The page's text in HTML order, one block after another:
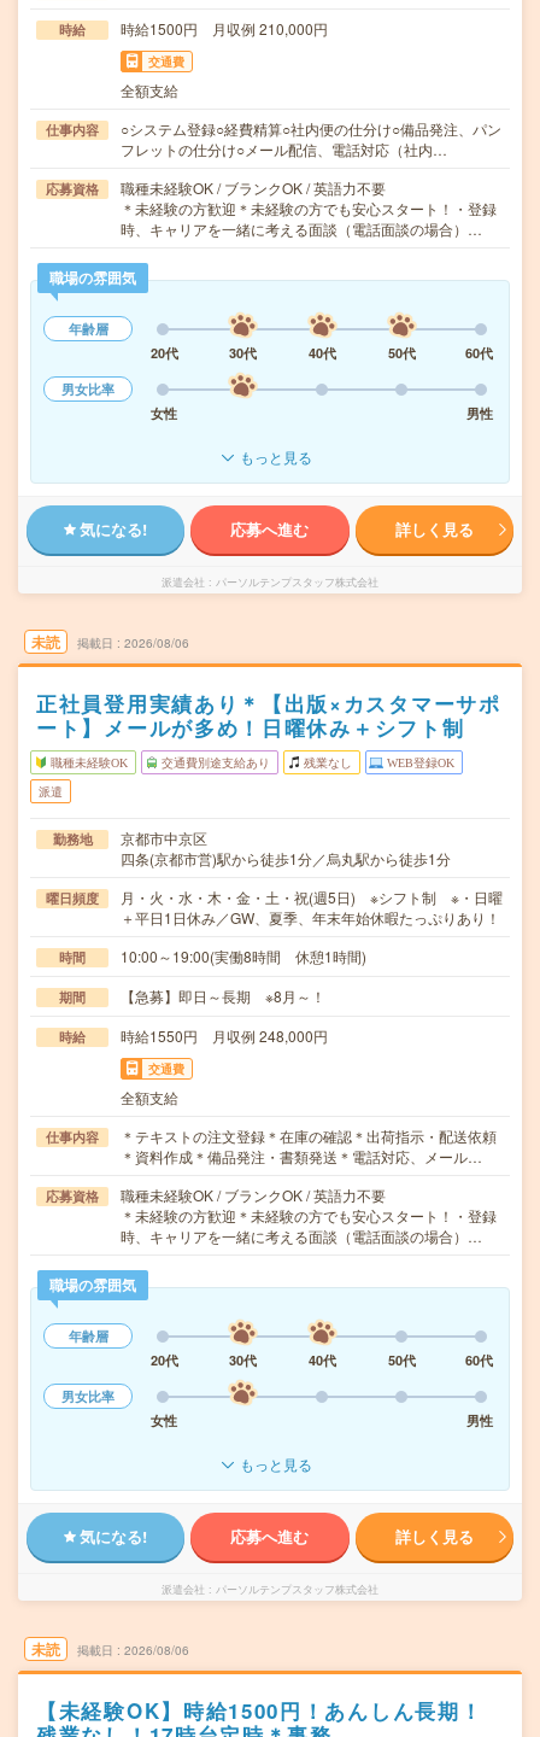
時給 時給1500円 月収例 210,000円
交通費
全額支給
仕事内容
○システム登録○経費精算○社内便の仕分け○備品発注、パン
フレットの仕分け○メール配信、電話対応（社内…
応募資格
職種未経験OK / ブランクOK / 英語力不要
＊未経験の方歓迎＊未経験の方でも安心スタート！・登録
時、キャリアを一緒に考える面談（電話面談の場合）…
職場の雰囲気
年齢層
20代
30代 40代 50代
60代
男女比率
女性
男性
もっと見る
気になる! 応募へ進む 詳しく見る
派遣会社 パーソルテンプスタッフ株式会社
未読 掲載日 2026/08/06
正社員登用実績あり＊【出版×カスタマーサポ
ート】メールが多め！日曜休み＋シフト制
職種未経験OK 交通費別途支給あり 残業なし WEB登録OK
派遣
勤務地
京都市中京区
四条(京都市営)駅から徒歩1分／烏丸駅から徒歩1分
曜日頻度
月・火・水・木・金・土・祝(週5日) ※シフト制 ※・日曜
＋平日1日休み／GW、夏季、年末年始休暇たっぷりあり！
時間 10:00～19:00(実働8時間 休憩1時間)
期間 【急募】即日～長期 ※8月～！
時給 時給1550円 月収例 248,000円
交通費
全額支給
仕事内容
＊テキストの注文登録＊在庫の確認＊出荷指示・配送依頼
＊資料作成＊備品発注・書類発送＊電話対応、メール…
応募資格
職種未経験OK / ブランクOK / 英語力不要
＊未経験の方歓迎＊未経験の方でも安心スタート！・登録
時、キャリアを一緒に考える面談（電話面談の場合）…
職場の雰囲気
年齢層
20代
30代 40代 50代
60代
男女比率
女性
男性
もっと見る
気になる! 応募へ進む 詳しく見る
派遣会社 パーソルテンプスタッフ株式会社
未読 掲載日 2026/08/06
【未経験OK】時給1500円！あんしん長期！